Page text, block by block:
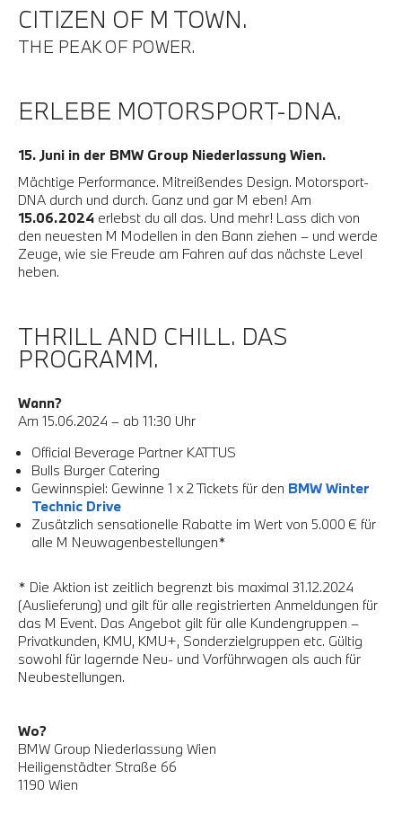
CITIZEN OF M TOWN.
THE PEAK OF POWER.
ERLEBE MOTORSPORT-DNA.
15. Juni in der BMW Group Niederlassung Wien.
Mächtige Performance. Mitreißendes Design. Motorsport-
DNA durch und durch. Ganz und gar M eben! Am
15.06.2024 erlebst du all das. Und mehr! Lass dich von
den neuesten M Modellen in den Bann ziehen – und werde
Zeuge, wie sie Freude am Fahren auf das nächste Level
heben.
THRILL AND CHILL. DAS
PROGRAMM.
Wann?
Am 15.06.2024 – ab 11:30 Uhr
Official Beverage Partner KATTUS
Bulls Burger Catering
Gewinnspiel: Gewinne 1 x 2 Tickets für den BMW Winter
Technic Drive
Zusätzlich sensationelle Rabatte im Wert von 5.000 € für
alle M Neuwagenbestellungen*
* Die Aktion ist zeitlich begrenzt bis maximal 31.12.2024
(Auslieferung) und gilt für alle registrierten Anmeldungen für
das M Event. Das Angebot gilt für alle Kundengruppen –
Privatkunden, KMU, KMU+, Sonderzielgruppen etc. Gültig
sowohl für lagernde Neu- und Vorführwagen als auch für
Neubestellungen.
Wo?
BMW Group Niederlassung Wien
Heiligenstädter Straße 66
1190 Wien